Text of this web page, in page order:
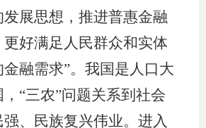
发展思想，推进普惠金融
好满足人民群众和实体
融需求”。我国是人口大
“三农”问题关系到社会
、民族复兴伟业。进入